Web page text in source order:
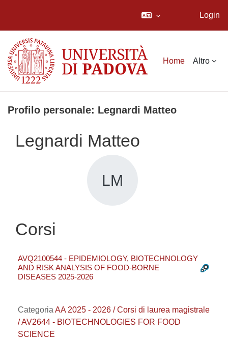
Login
Home Altro
Profilo personale: Legnardi Matteo
Legnardi Matteo
LM
Corsi
AVQ2100544 - EPIDEMIOLOGY, BIOTECHNOLOGY
AND RISK ANALYSIS OF FOOD-BORNE
DISEASES 2025-2026
Categoria AA 2025 - 2026 / Corsi di laurea magistrale
/ AV2644 - BIOTECHNOLOGIES FOR FOOD
SCIENCE